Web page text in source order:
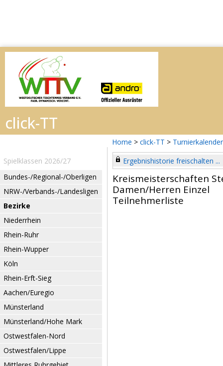
Home > click-TT > Turnierkalender
Spielklassen 2026/27
Bundes-/Regional-/Oberligen
NRW-/Verbands-/Landesligen
Bezirke
Niederrhein
Rhein-Ruhr
Rhein-Wupper
Köln
Rhein-Erft-Sieg
Aachen/Euregio
Münsterland
Münsterland/Hohe Mark
Ostwestfalen-Nord
Ostwestfalen/Lippe
Ergebnishistorie freischalten ...
Kreismeisterschaften
Damen/Herren Einzel
Teilnehmerliste